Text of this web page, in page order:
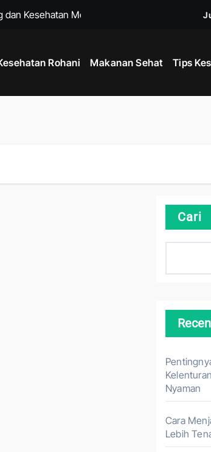
Kesehatan Mental Terawat
Aktivitas Padat
Tubuh Setiap Hari
yang Bisa Dilakukan Setiap Hari
dari Pagi hingga Malam
dan Aktivitas Harian Lebih Nyaman
Rohani Makanan Sehat Tips
Cari
Nyaman
Cara
Lebih